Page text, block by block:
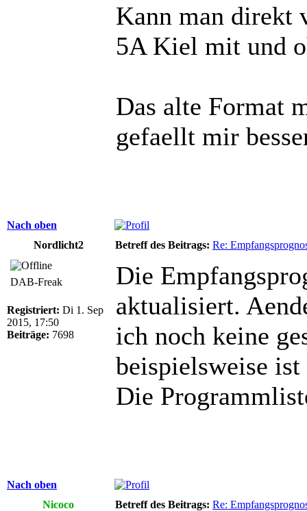
Kann man direkt
5A Kiel mit und
Das alte Format
gefaellt mir
Nach oben
Nordlicht2
Betreff des Beitrags: Re:
DAB-Freak
Registriert: Di 1. Sep
2015, 17:50
Beiträge: 7698
Die
aktualisiert.
ich noch keine
beispielsweise
Die
Nach oben
Nicoco
Betreff des Beitrags: Re: